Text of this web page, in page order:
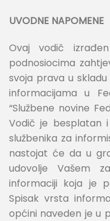
UVODNE NAPOMENE
Ovaj vodič
podnosiocima
svoja prava u
informacijama u
“Službene novine
Vodič je besplatan
službenika za
nastojat će da u
udovolje Vašem
informaciji koja je
Spisak vrsta
općini naveden je u